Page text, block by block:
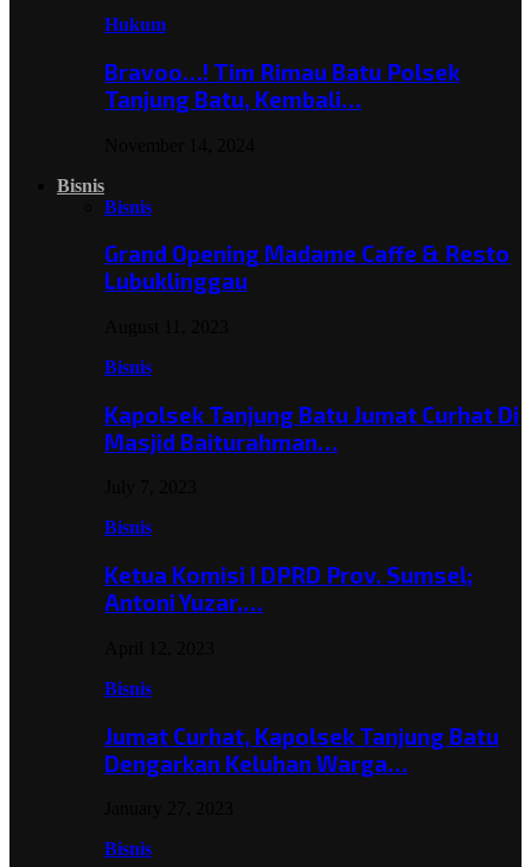
Hukum
Bravoo…! Tim Rimau Batu Polsek
Tanjung Batu, Kembali…
Bisnis
Bisnis
Grand Opening Madame Caffe & Resto
Lubuklinggau
Bisnis
Kapolsek Tanjung Batu Jumat Curhat Di
Masjid Baiturahman…
Bisnis
Ketua Komisi I DPRD Prov. Sumsel;
Antoni Yuzar,…
Bisnis
Jumat Curhat, Kapolsek Tanjung Batu
Dengarkan Keluhan Warga…
Bisnis